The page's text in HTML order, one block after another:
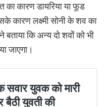
का कारण डायरिया या फूड
कारण लक्ष्मी सोनी के शव का
बताया कि अन्य दो शवों को भी
जाएगा।